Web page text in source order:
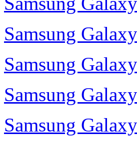
Samsung
Samsung
Samsung
Samsung